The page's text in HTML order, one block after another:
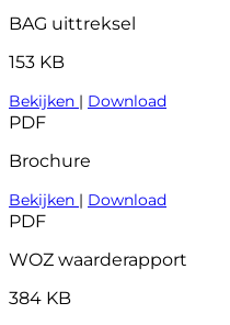
BAG uittreksel
153 KB
Bekijken | Download
PDF
Brochure
Bekijken | Download
PDF
WOZ waarderapport
384 KB